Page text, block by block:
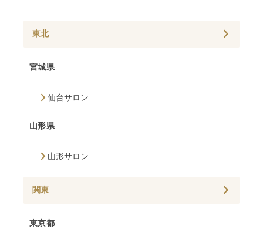
東北
宮城県
仙台サロン
山形県
山形サロン
関東
東京都